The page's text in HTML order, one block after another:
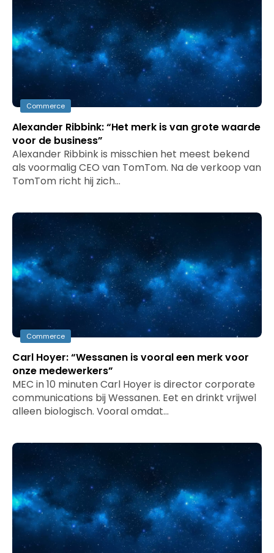
Commerce
Alexander Ribbink: “Het merk is van grote waarde
voor de business”
Alexander Ribbink is misschien het meest bekend
als voormalig CEO van TomTom. Na de verkoop van
TomTom richt hij zich…
Commerce
Carl Hoyer: “Wessanen is vooral een merk voor
onze medewerkers”
MEC in 10 minuten Carl Hoyer is director corporate
communications bij Wessanen. Eet en drinkt vrijwel
alleen biologisch. Vooral omdat…